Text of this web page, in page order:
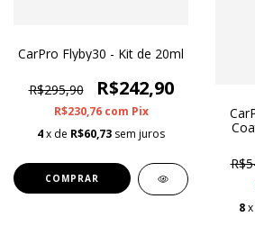
CarPro Flyby30 - Kit de 20ml
R$295,90 R$242,90
R$230,76 com Pix
4x de R$60,73 sem juros
8